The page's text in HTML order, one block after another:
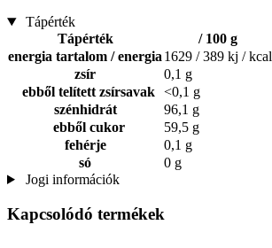
Tápérték
Tápérték
/ 100 g
energia tartalom / energia 1629 / 389 kj / kcal
zsír
0,1 g
ebből telített zsírsavak <0,1 g
szénhidrát
96,1 g
ebből cukor
59,5 g
fehérje
0,1 g
só
0 g
Jogi információk
Kapcsolódó termékek